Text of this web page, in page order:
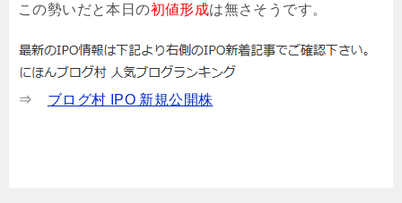
この勢いだと本日の初値形成は無さそうです。
⇒ ブログ村 IPO 新規公開株